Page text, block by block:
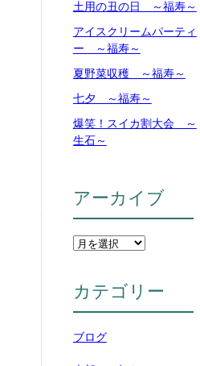
土用の丑の日 ～福寿～
アイスクリームパーティ
ー ～福寿～
夏野菜収穫 ～福寿～
七夕 ～福寿～
爆笑！スイカ割大会 ～
生石～
アーカイブ
カテゴリー
ブログ